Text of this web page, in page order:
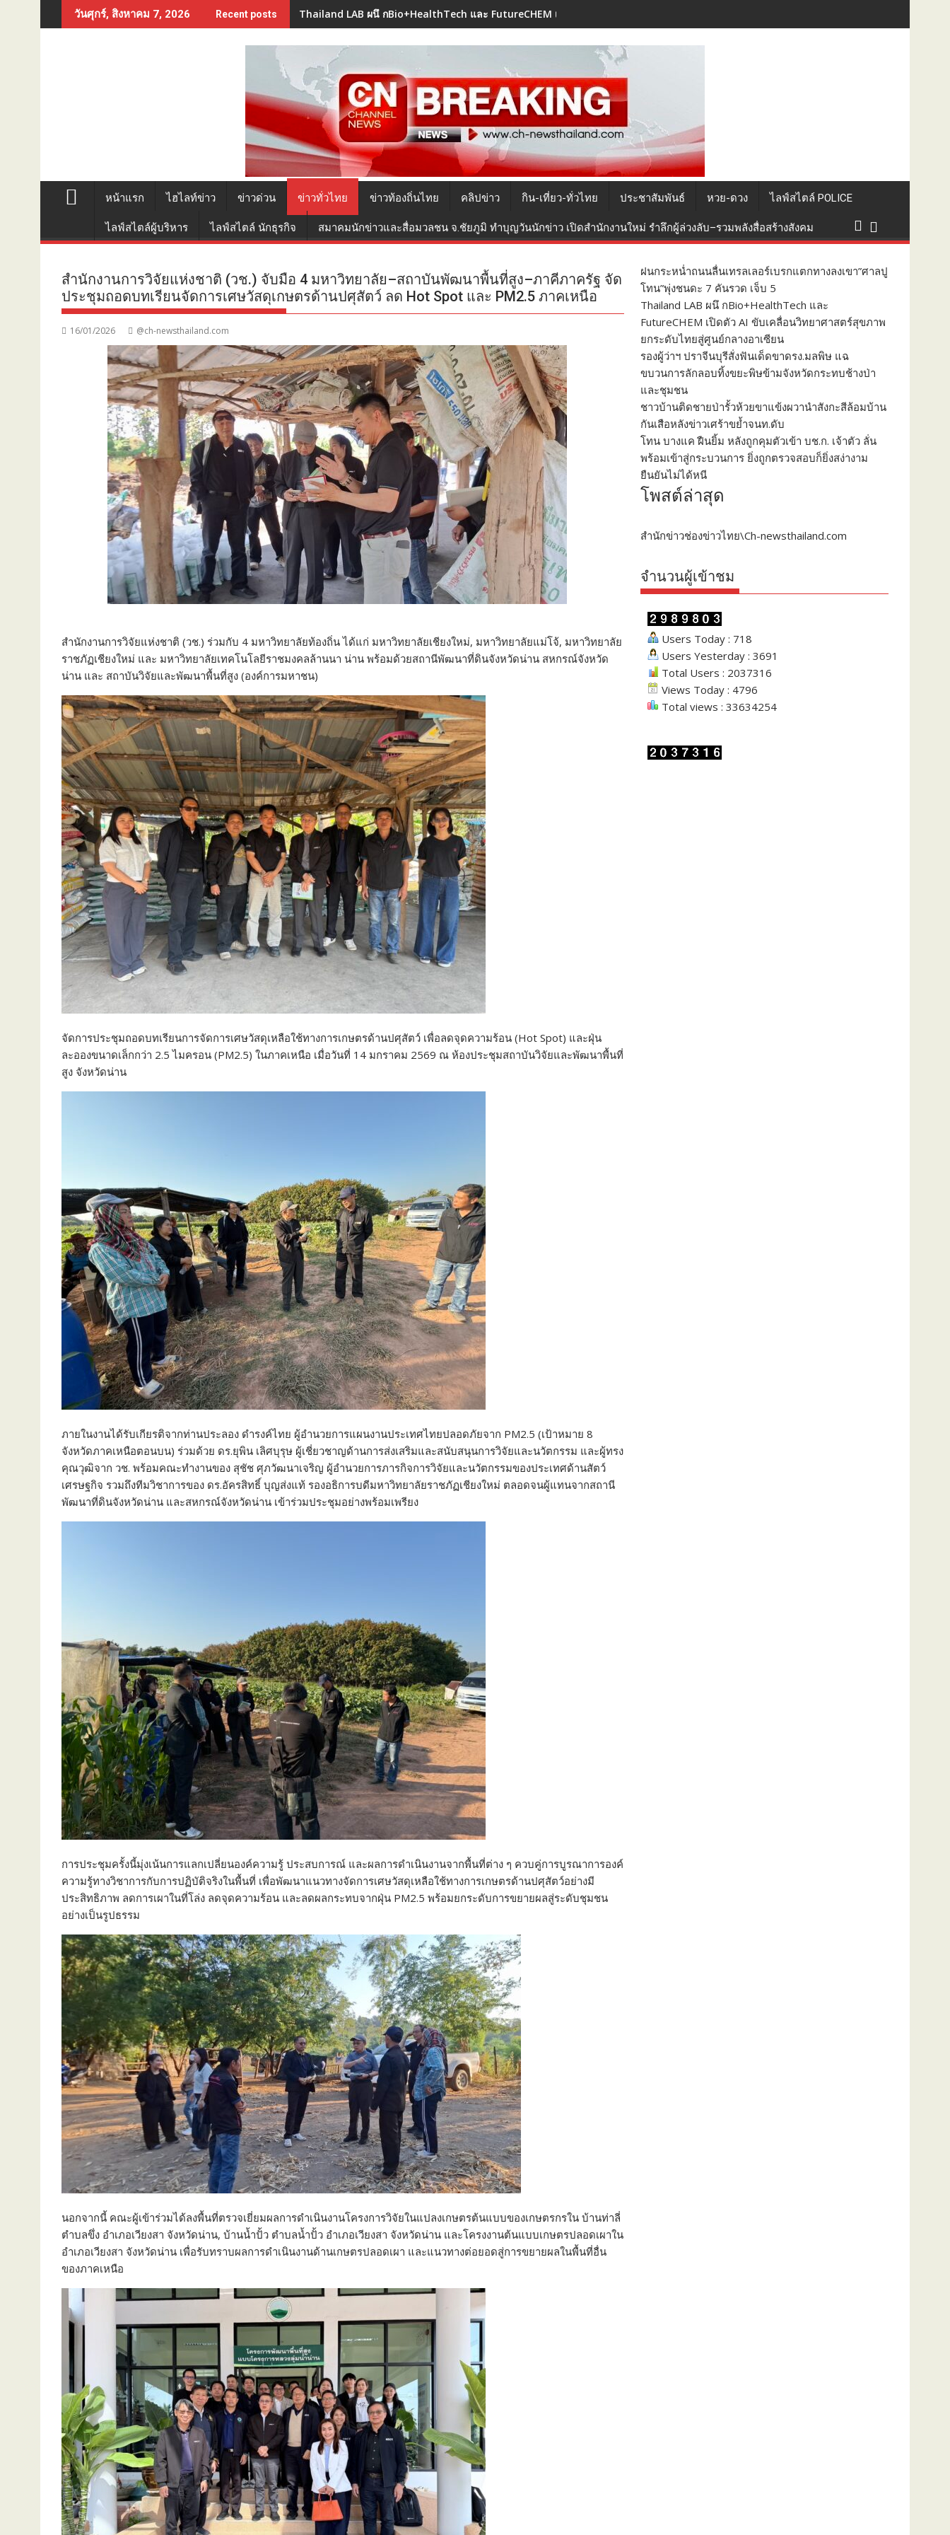
to
วันศุกร์, สิงหาคม 7, 2026 Recent posts Thailand LAB ผนึ กBio+HealthTech และ FutureCHEM เปิดตัว AI ขับเคลื่อนวิทยาศาสตร์สุขภาพยกระดับไทยสู่ศูนย์กลางอาเซียน
หน้าแรก ไฮไลท์ข่าว ข่าวด่วน ข่าวทั่วไทย ข่าวท้องถิ่นไทย คลิปข่าว กิน-เที่ยว-ทั่วไทย ประชาสัมพันธ์ หวย-ดวง ไลฟ์สไตล์ POLICE
ไลฟ์สไตล์ผู้บริหาร ไลฟ์สไตล์ นักธุรกิจ สมาคมนักข่าวและสื่อมวลชน จ.ชัยภูมิ ทำบุญวันนักข่าว เปิดสำนักงานใหม่ รำลึกผู้ล่วงลับ–รวมพลังสื่อสร้างสังคม
สำนักงานการวิจัยแห่งชาติ (วช.) จับมือ 4 มหาวิทยาลัย–สถาบันพัฒนาพื้นที่สูง–ภาคีภาครัฐ จัด
ประชุมถอดบทเรียนจัดการเศษวัสดุเกษตรด้านปศุสัตว์ ลด Hot Spot และ PM2.5 ภาคเหนือ
16/01/2026 @ch-newsthailand.com
สำนักงานการวิจัยแห่งชาติ (วช.) ร่วมกับ 4 มหาวิทยาลัยท้องถิ่น ได้แก่ มหาวิทยาลัยเชียงใหม่, มหาวิทยาลัยแม่โจ้, มหาวิทยาลัย
ราชภัฏเชียงใหม่ และ มหาวิทยาลัยเทคโนโลยีราชมงคลล้านนา น่าน พร้อมด้วยสถานีพัฒนาที่ดินจังหวัดน่าน สหกรณ์จังหวัด
น่าน และ สถาบันวิจัยและพัฒนาพื้นที่สูง (องค์การมหาชน)
จัดการประชุมถอดบทเรียนการจัดการเศษวัสดุเหลือใช้ทางการเกษตรด้านปศุสัตว์ เพื่อลดจุดความร้อน (Hot Spot) และฝุ่น
ละอองขนาดเล็กกว่า 2.5 ไมครอน (PM2.5) ในภาคเหนือ เมื่อวันที่ 14 มกราคม 2569 ณ ห้องประชุมสถาบันวิจัยและพัฒนาพื้นที่
สูง จังหวัดน่าน
ภายในงานได้รับเกียรติจากท่านประลอง ดำรงค์ไทย ผู้อำนวยการแผนงานประเทศไทยปลอดภัยจาก PM2.5 (เป้าหมาย 8
จังหวัดภาคเหนือตอนบน) ร่วมด้วย ดร.ยุพิน เลิศบุรุษ ผู้เชี่ยวชาญด้านการส่งเสริมและสนับสนุนการวิจัยและนวัตกรรม และผู้ทรง
คุณวุฒิจาก วช. พร้อมคณะทำงานของ สุชัช ศุภวัฒนาเจริญ ผู้อำนวยการภารกิจการวิจัยและนวัตกรรมของประเทศด้านสัตว์
เศรษฐกิจ รวมถึงทีมวิชาการของ ดร.อัครสิทธิ์ บุญส่งแท้ รองอธิการบดีมหาวิทยาลัยราชภัฏเชียงใหม่ ตลอดจนผู้แทนจากสถานี
พัฒนาที่ดินจังหวัดน่าน และสหกรณ์จังหวัดน่าน เข้าร่วมประชุมอย่างพร้อมเพรียง
การประชุมครั้งนี้มุ่งเน้นการแลกเปลี่ยนองค์ความรู้ ประสบการณ์ และผลการดำเนินงานจากพื้นที่ต่าง ๆ ควบคู่การบูรณาการองค์
ความรู้ทางวิชาการกับการปฏิบัติจริงในพื้นที่ เพื่อพัฒนาแนวทางจัดการเศษวัสดุเหลือใช้ทางการเกษตรด้านปศุสัตว์อย่างมี
ประสิทธิภาพ ลดการเผาในที่โล่ง ลดจุดความร้อน และลดผลกระทบจากฝุ่น PM2.5 พร้อมยกระดับการขยายผลสู่ระดับชุมชน
อย่างเป็นรูปธรรม
นอกจากนี้ คณะผู้เข้าร่วมได้ลงพื้นที่ตรวจเยี่ยมผลการดำเนินงานโครงการวิจัยในแปลงเกษตรต้นแบบของเกษตรกรใน บ้านท่าลี่
ตำบลขึ่ง อำเภอเวียงสา จังหวัดน่าน, บ้านน้ำปั้ว ตำบลน้ำปั้ว อำเภอเวียงสา จังหวัดน่าน และโครงงานต้นแบบเกษตรปลอดเผาใน
อำเภอเวียงสา จังหวัดน่าน เพื่อรับทราบผลการดำเนินงานด้านเกษตรปลอดเผา และแนวทางต่อยอดสู่การขยายผลในพื้นที่อื่น
ของภาคเหนือ
ฝนกระหน่ำถนนลื่นเทรลเลอร์เบรกแตกทางลงเขา”ศาลปู
โทน”พุ่งชนดะ 7 คันรวด เจ็บ 5
Thailand LAB ผนึ กBio+HealthTech และ
FutureCHEM เปิดตัว AI ขับเคลื่อนวิทยาศาสตร์สุขภาพ
ยกระดับไทยสู่ศูนย์กลางอาเซียน
รองผู้ว่าฯ ปราจีนบุรีสั่งฟันเด็ดขาดรง.มลพิษ แฉ
ขบวนการลักลอบทิ้งขยะพิษข้ามจังหวัดกระทบช้างป่า
และชุมชน
ชาวบ้านติดชายป่ารั้วห้วยขาแข้งผวานำสังกะสีล้อมบ้าน
กันเสือหลังข่าวเศร้าขย้ำจนท.ดับ
โทน บางแค ฝืนยิ้ม หลังถูกคุมตัวเข้า บช.ก. เจ้าตัว ลั่น
พร้อมเข้าสู่กระบวนการ ยิ่งถูกตรวจสอบก็ยิ่งสง่างาม
ยืนยันไม่ได้หนี
โพสต์ล่าสุด
สำนักข่าวช่องข่าวไทย\Ch-newsthailand.com
จำนวนผู้เข้าชม
Users Today : 718
Users Yesterday : 3691
Total Users : 2037316
Views Today : 4796
Total views : 33634254